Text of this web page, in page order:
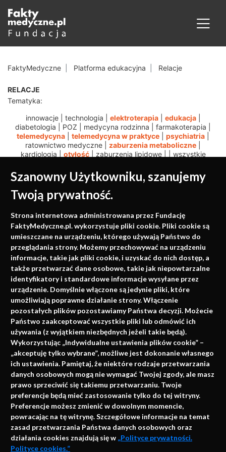
Szanowny Użytkowniku, szanujemy
Twoją prywatność.
Strona internetowa administrowana przez Fundację
FaktyMedyczne.pl. wykorzystuje pliki cookie. Pliki cookie są
umieszczane na urządzeniu, którego używają Państwo do
przeglądania strony. Możemy przechowywać na urządzeniu
informacje, takie jak pliki cookie, i uzyskać do nich dostęp, a
także przetwarzać dane osobowe, takie jak niepowtarzalne
identyfikatory i standardowe informacje wysyłane przez
urządzenie. Domyślnie włączone są jedynie pliki, które
umożliwiają poprawne działanie strony. Włączenie
pozostałych plików pozostawiamy Państwa decyzji. Możecie
Państwo zaakceptować wszystkie pliki lub odmówić ich
używania (z wyjątkiem niezbędnych jeżeli takie będą).
Wykorzystując „Indywidualne ustawienia plików cookie” –
„akceptuję tylko wybrane”, możliwe jest dokonanie własnego
ich ustawienia. Pamiętaj, że niektóre rodzaje przetwarzania
danych osobowych mogą nie wymagać Twojej zgody, ale masz
prawo sprzeciwić się takiemu przetwarzaniu. Twoje
preferencje będą mieć zastosowanie tylko do tej witryny.
Preferencje możesz zmienić w dowolnym momencie,
powracając na tę witrynę. Szczegółowe informacje na temat
zasad przetwarzania Państwa danych osobowych oraz
działania cookies znajdują się w „Polityce prywatności.
Polityce cookies.”
FaktyMedyczne Platforma edukacyjna Relacje
RELACJE
Tematyka:
innowacje| technologia elektroterapia| edukacja|
diabetologia
POZ medycyna rodzinna farmakoterapia
telemedycyna
telemedycyna w praktyce psychiatria
ratownictwo medyczne
zaburzenia metaboliczne
kardiologia
otyłość| zaburzenia lipidowe| wszystkie
Medycyna oparta na
faktach
Konferencje, szkolenia, e-learning, wydawnictwo
Napisz do nas
info@faktymedyczne.pl
ul. Towarowa 2
43-460 Wisła
Redakcja medyczna:
ul. Wolności 338b